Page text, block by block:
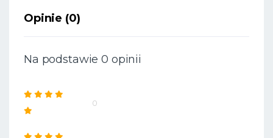
Opinie (0)
Na podstawie 0 opinii
0